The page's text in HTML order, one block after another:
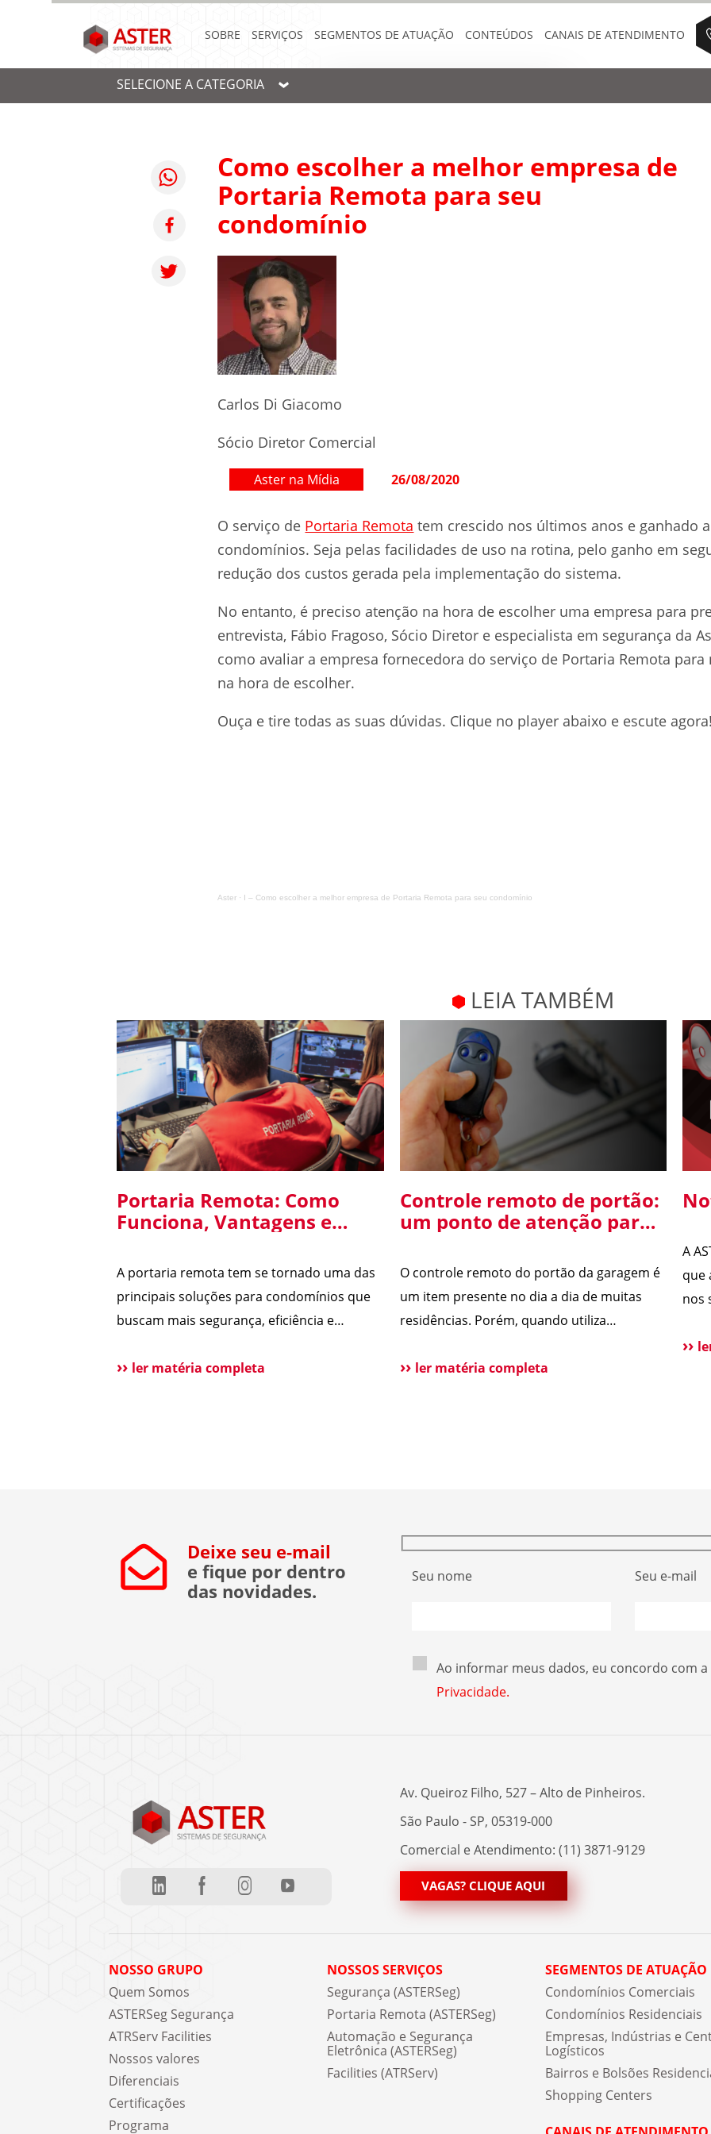
SOBRE SERVIÇOS SEGMENTOS DE ATUAÇÃO CONTEÚDOS CANAIS DE ATENDIMENTO
SELECIONE A CATEGORIA
Como escolher a melhor empresa de
Portaria Remota para seu
condomínio
Carlos Di Giacomo
Sócio Diretor Comercial
Aster na Mídia 26/08/2020
O serviço de Portaria Remota tem crescido nos últimos anos e ganhado
condomínios. Seja pelas facilidades de uso na rotina, pelo ganho em
redução dos custos gerada pela implementação do sistema.
No entanto, é preciso atenção na hora de escolher uma empresa para
entrevista, Fábio Fragoso, Sócio Diretor e especialista em segurança da
como avaliar a empresa fornecedora do serviço de Portaria Remota
na hora de escolher.
Ouça e tire todas as suas dúvidas. Clique no player abaixo e escute
Aster · I – Como escolher a melhor empresa de Portaria Remota para seu condomínio
LEIA TAMBÉM
Portaria Remota: Como
Funciona, Vantagens e
em Condomínios
A portaria remota tem se tornado uma das
principais soluções para condomínios que
buscam mais segurança, eficiência e
tecnologia e a dificuldade na contratação de
ler matéria completa
Controle remoto de portão:
um ponto de atenção para
residência
O controle remoto do portão da garagem é
um item presente no dia a dia de muitas
residências. Porém, quando utiliza
vulnerabilidade de segurança. Alguns
ler matéria completa
A
que
nos
a
Deixe seu e-mail
e fique por dentro
das novidades.
Seu nome Seu e-mail
Ao informar meus dados, eu concordo com a
Privacidade.
Av. Queiroz Filho, 527 – Alto de Pinheiros.
São Paulo - SP, 05319-000
Comercial e Atendimento: (11) 3871-9129
VAGAS? CLIQUE AQUI
NOSSO GRUPO
Quem Somos
ASTERSeg Segurança
ATRServ Facilities
Nossos valores
Diferenciais
Certificações
Programa
NOSSOS SERVIÇOS
Segurança (ASTERSeg)
Portaria Remota (ASTERSeg)
Automação e Segurança
Eletrônica (ASTERSeg)
Facilities (ATRServ)
SEGMENTOS DE ATUAÇÃO
Condomínios Comerciais
Condomínios Residenciais
Empresas, Indústrias e
Logísticos
Bairros e Bolsões
Shopping Centers